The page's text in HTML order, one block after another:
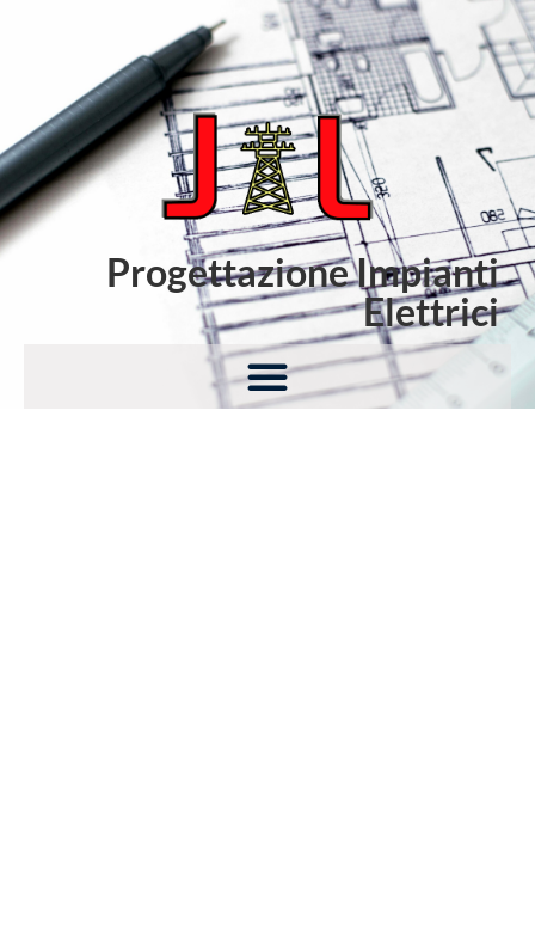
Progettazione Impianti
Elettrici